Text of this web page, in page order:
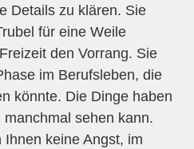
Details zu klären. Sie
für eine Weile
den Vorrang. Sie
im Berufsleben, die
könnte. Die Dinge haben
sehen kann.
keine Angst, im